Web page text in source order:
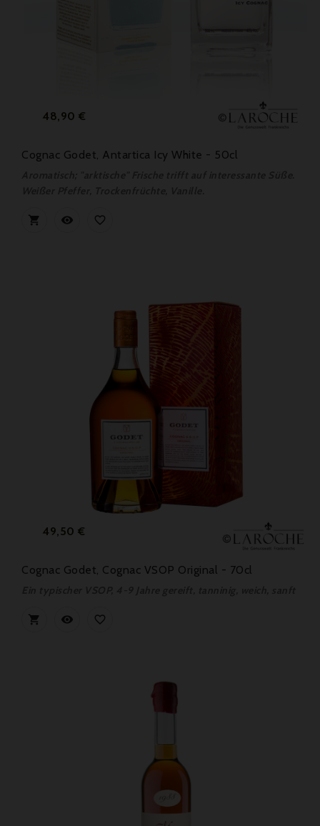
Preis
48,90 €
Cognac Godet, Antartica Icy White - 50cl
  
Preis
49,50 €
Cognac Godet, Cognac VSOP Original - 70cl
  